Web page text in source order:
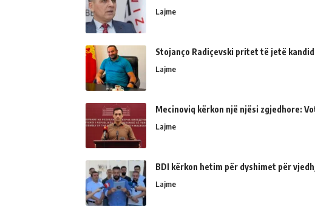
Lajme
Stojanço Radiçevski pritet të jetë
Lajme
Mecinoviq kërkon një njësi zgjedhore:
Lajme
BDI kërkon hetim për dyshimet për
Lajme